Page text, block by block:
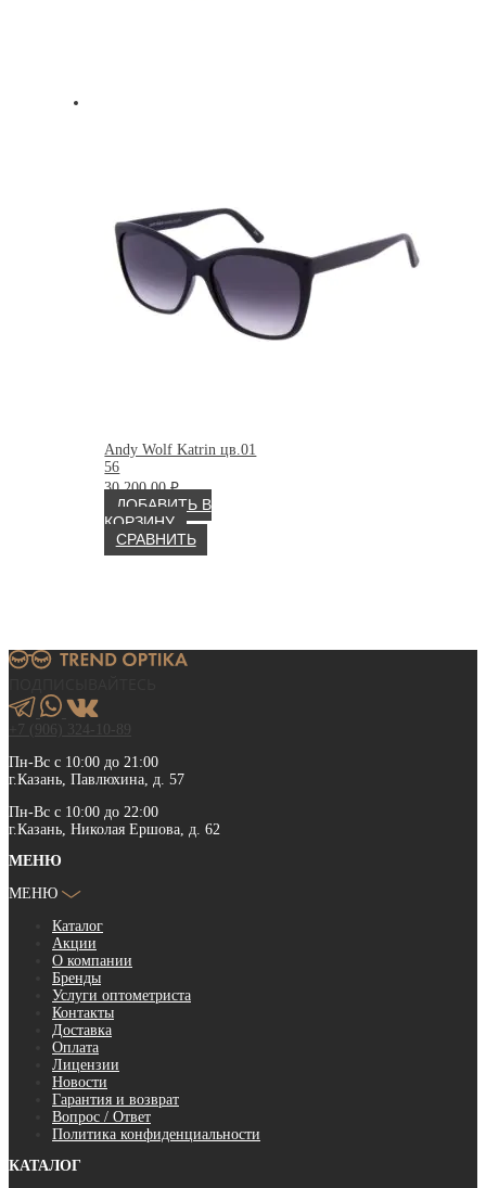
Andy Wolf Katrin цв.01
56
30 200.00₽
ДОБАВИТЬ В
КОРЗИНУ
СРАВНИТЬ
+7 (906) 324-10-89
Пн-Вс с 10:00 до 21:00
г.Казань, Павлюхина, д. 57
Пн-Вс с 10:00 до 22:00
г.Казань, Николая Ершова, д. 62
МЕНЮ
МЕНЮ
Каталог
Акции
О компании
Бренды
Услуги оптометриста
Контакты
Доставка
Оплата
Лицензии
Новости
Гарантия и возврат
Вопрос / Ответ
Политика конфиденциальности
КАТАЛОГ